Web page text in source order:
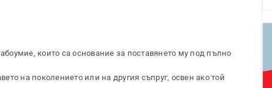
които са основание за поставянето му под пълно
на поколението или на другия съпруг, освен ако той